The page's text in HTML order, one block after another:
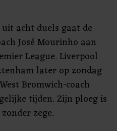
acht duels gaat de
José Mourinho aan
League. Liverpool
later op zondag
Bromwich-coach
tijden. Zijn ploeg is
zege.